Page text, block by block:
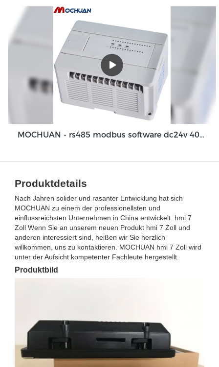
MOCHUAN - rs485 modbus software dc24v 40i/o Leiterlogik-Controller SPS-gesteuertes Relais 24/16
Produktdetails
Nach Jahren solider und rasanter Entwicklung hat sich
MOCHUAN zu einem der professionellsten und
einflussreichsten Unternehmen in China entwickelt. hmi 7
Zoll Wenn Sie an unserem neuen Produkt hmi 7 Zoll und
anderen interessiert sind, heißen wir Sie herzlich
willkommen, uns zu kontaktieren. MOCHUAN hmi 7 Zoll wird
unter der Aufsicht kompetenter Fachleute hergestellt.
Produktbild